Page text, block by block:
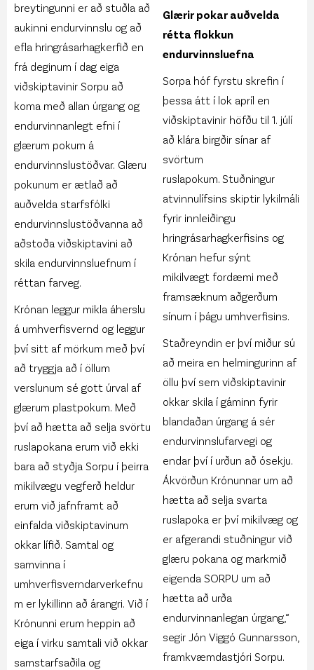
breytingunni er að stuðla að
aukinni endurvinnslu og að
efla hringrásarhagkerfið en
frá deginum í dag eiga
viðskiptavinir Sorpu að
koma með allan úrgang og
endurvinnanlegt efni í
glærum pokum á
endurvinnslustöðvar. Glæru
pokunum er ætlað að
auðvelda starfsfólki
endurvinnslustöðvanna að
aðstoða viðskiptavini að
skila endurvinnsluefnum í
réttan farveg.
Krónan leggur mikla áherslu
á umhverfisvernd og leggur
því sitt af mörkum með því
að tryggja að í öllum
verslunum sé gott úrval af
glærum plastpokum. Með
því að hætta að selja svörtu
ruslapokana erum við ekki
bara að styðja Sorpu í þeirra
mikilvægu vegferð heldur
erum við jafnframt að
einfalda viðskiptavinum
okkar lífið. Samtal og
samvinna í
umhverfisverndarverkefnu
m er lykillinn að árangri. Við í
Krónunni erum heppin að
eiga í virku samtali við okkar
samstarfsaðila og
Glærir pokar auðvelda
rétta flokkun
endurvinnsluefna
Sorpa hóf fyrstu skrefin í
þessa átt í lok apríl en
viðskiptavinir höfðu til 1. júlí
að klára birgðir sínar af
svörtum
ruslapokum. Stuðningur
atvinnulífsins skiptir lykilmáli
fyrir innleiðingu
hringrásarhagkerfisins og
Krónan hefur sýnt
mikilvægt fordæmi með
framsæknum aðgerðum
sínum í þágu umhverfisins.
Staðreyndin er því miður sú
að meira en helmingurinn af
öllu því sem viðskiptavinir
okkar skila í gáminn fyrir
blandaðan úrgang á sér
endurvinnslufarvegi og
endar því í urðun að ósekju.
Ákvörðun Krónunnar um að
hætta að selja svarta
ruslapoka er því mikilvæg og
er afgerandi stuðningur við
glæru pokana og markmið
eigenda SORPU um að
hætta að urða
endurvinnanlegan úrgang,“
segir Jón Viggó Gunnarsson,
framkvæmdastjóri Sorpu.